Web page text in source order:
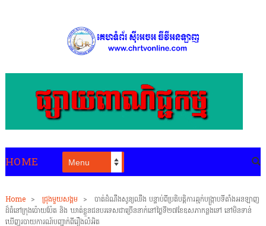
HOME
Home > ជ្រុងមួយសង្គម >
បាត់ដំណឹងសូន្យឈឹង បន្ទាប់ពីប្រតិបត្តិការឆ្មក់បង្រ្កាបទីតាំងអនឡាញ
ដ៏ធំនៅក្រុងប៉ោយប៉ែត និង ឃាត់ខ្លួនជនបរទេសជាច្រើននាក់នៅថ្ងៃទី២៧ខែឧសភាកន្លងទៅ នៅមិនទាន់
ឃើញរបាយការណ៍បញ្ជាក់ពីរឿងលំអិត